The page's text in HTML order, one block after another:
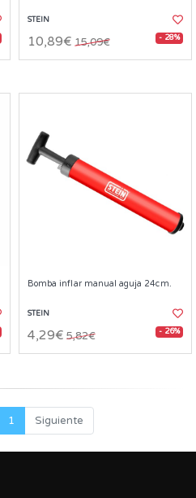
STEIN
10,89€ 15,09€ - 28%
Bomba inflar manual aguja 24cm.
STEIN
4,29€ 5,82€ - 26%
1 Siguiente